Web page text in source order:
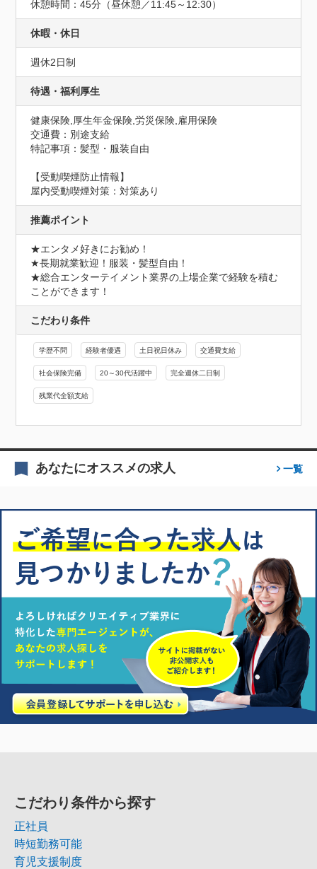
休憩時間：45分（昼休憩／11:45～12:30）
休暇・休日
週休2日制
待遇・福利厚生
健康保険,厚生年金保険,労災保険,雇用保険
交通費：別途支給
特記事項：髪型・服装自由
【受動喫煙防止情報】
屋内受動喫煙対策：対策あり
推薦ポイント
★エンタメ好きにお勧め！
★長期就業歓迎！服装・髪型自由！
★総合エンターテイメント業界の上場企業で経験を積む
ことができます！
こだわり条件
学歴不問 経験者優遇 土日祝日休み 交通費支給
社会保険完備 20～30代活躍中 完全週休二日制
残業代全額支給
あなたにオススメの求人 一覧
こだわり条件から探す
正社員
時短勤務可能
育児支援制度